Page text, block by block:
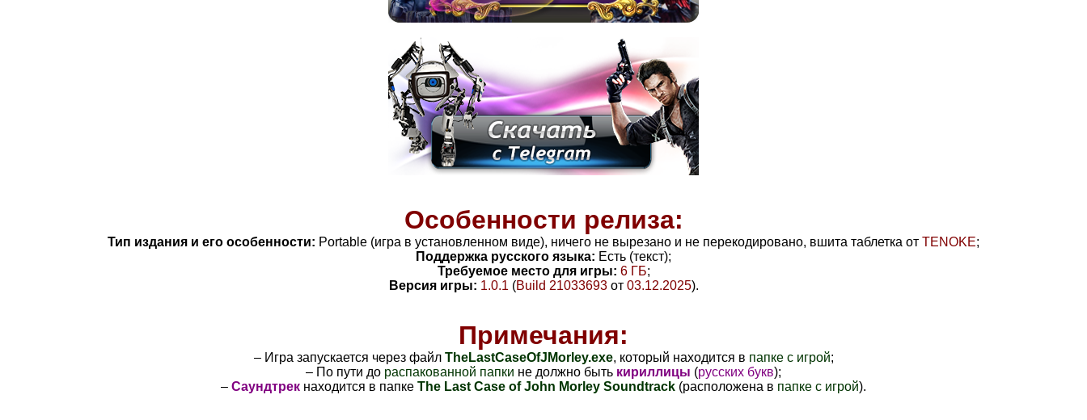
Особенности релиза:
Тип издания и его особенности: Portable (игра в установленном виде), ничего не вырезано и не перекодировано, вшита таблетка от TENOKE;
Поддержка русского языка: Есть (текст);
Требуемое место для игры: 6 ГБ;
Версия игры: 1.0.1 (Build 21033693от 03.12.2025).
Примечания:
– Игра запускается через файл TheLastCaseOfJMorley.exe, который находится в папке с игрой;
– По пути до распакованной папки не должно быть кириллицы (русских букв);
– Саундтрек находится в папке The Last Case of John Morley Soundtrack (расположена в папке с игрой).